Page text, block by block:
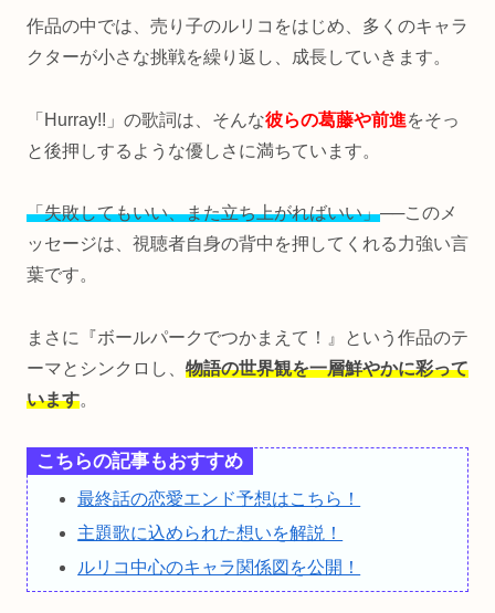
作品の中では、売り子のルリコをはじめ、多くのキャラ
クターが小さな挑戦を繰り返し、成長していきます。
「Hurray!!」の歌詞は、そんな彼らの葛藤や前進をそっ
と後押しするような優しさに満ちています。
「失敗してもいい、また立ち上がればいい」──このメ
ッセージは、視聴者自身の背中を押してくれる力強い言
葉です。
まさに『ボールパークでつかまえて！』という作品のテ
ーマとシンクロし、 物語の世界観を一層鮮やかに彩って
います。
こちらの記事もおすすめ
最終話の恋愛エンド予想はこちら！
主題歌に込められた想いを解説！
ルリコ中心のキャラ関係図を公開！